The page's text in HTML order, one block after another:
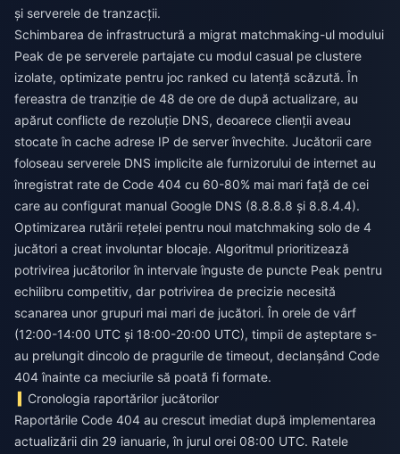
și serverele de tranzacții.
Schimbarea de infrastructură a migrat matchmaking-ul modului
Peak de pe serverele partajate cu modul casual pe clustere
izolate, optimizate pentru joc ranked cu latență scăzută. În
fereastra de tranziție de 48 de ore de după actualizare, au
apărut conflicte de rezoluție DNS, deoarece clienții aveau
stocate în cache adrese IP de server învechite. Jucătorii care
foloseau serverele DNS implicite ale furnizorului de internet au
înregistrat rate de Code 404 cu 60-80% mai mari față de cei
care au configurat manual Google DNS (8.8.8.8 și 8.8.4.4).
Optimizarea rutării rețelei pentru noul matchmaking solo de 4
jucători a creat involuntar blocaje. Algoritmul prioritizează
potrivirea jucătorilor în intervale înguste de puncte Peak pentru
echilibru competitiv, dar potrivirea de precizie necesită
scanarea unor grupuri mai mari de jucători. În orele de vârf
(12:00-14:00 UTC și 18:00-20:00 UTC), timpii de așteptare s-
au prelungit dincolo de pragurile de timeout, declanșând Code
404 înainte ca meciurile să poată fi formate.
Cronologia raportărilor jucătorilor
Raportările Code 404 au crescut imediat după implementarea
actualizării din 29 ianuarie, în jurul orei 08:00 UTC. Ratele